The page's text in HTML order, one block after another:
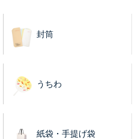
封筒
うちわ
紙袋・手提げ袋